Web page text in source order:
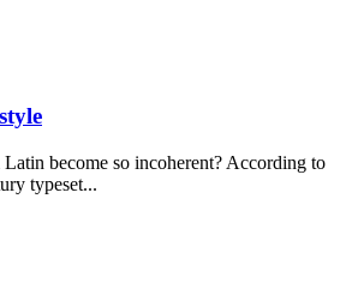
become so incoherent? According to
typeset...